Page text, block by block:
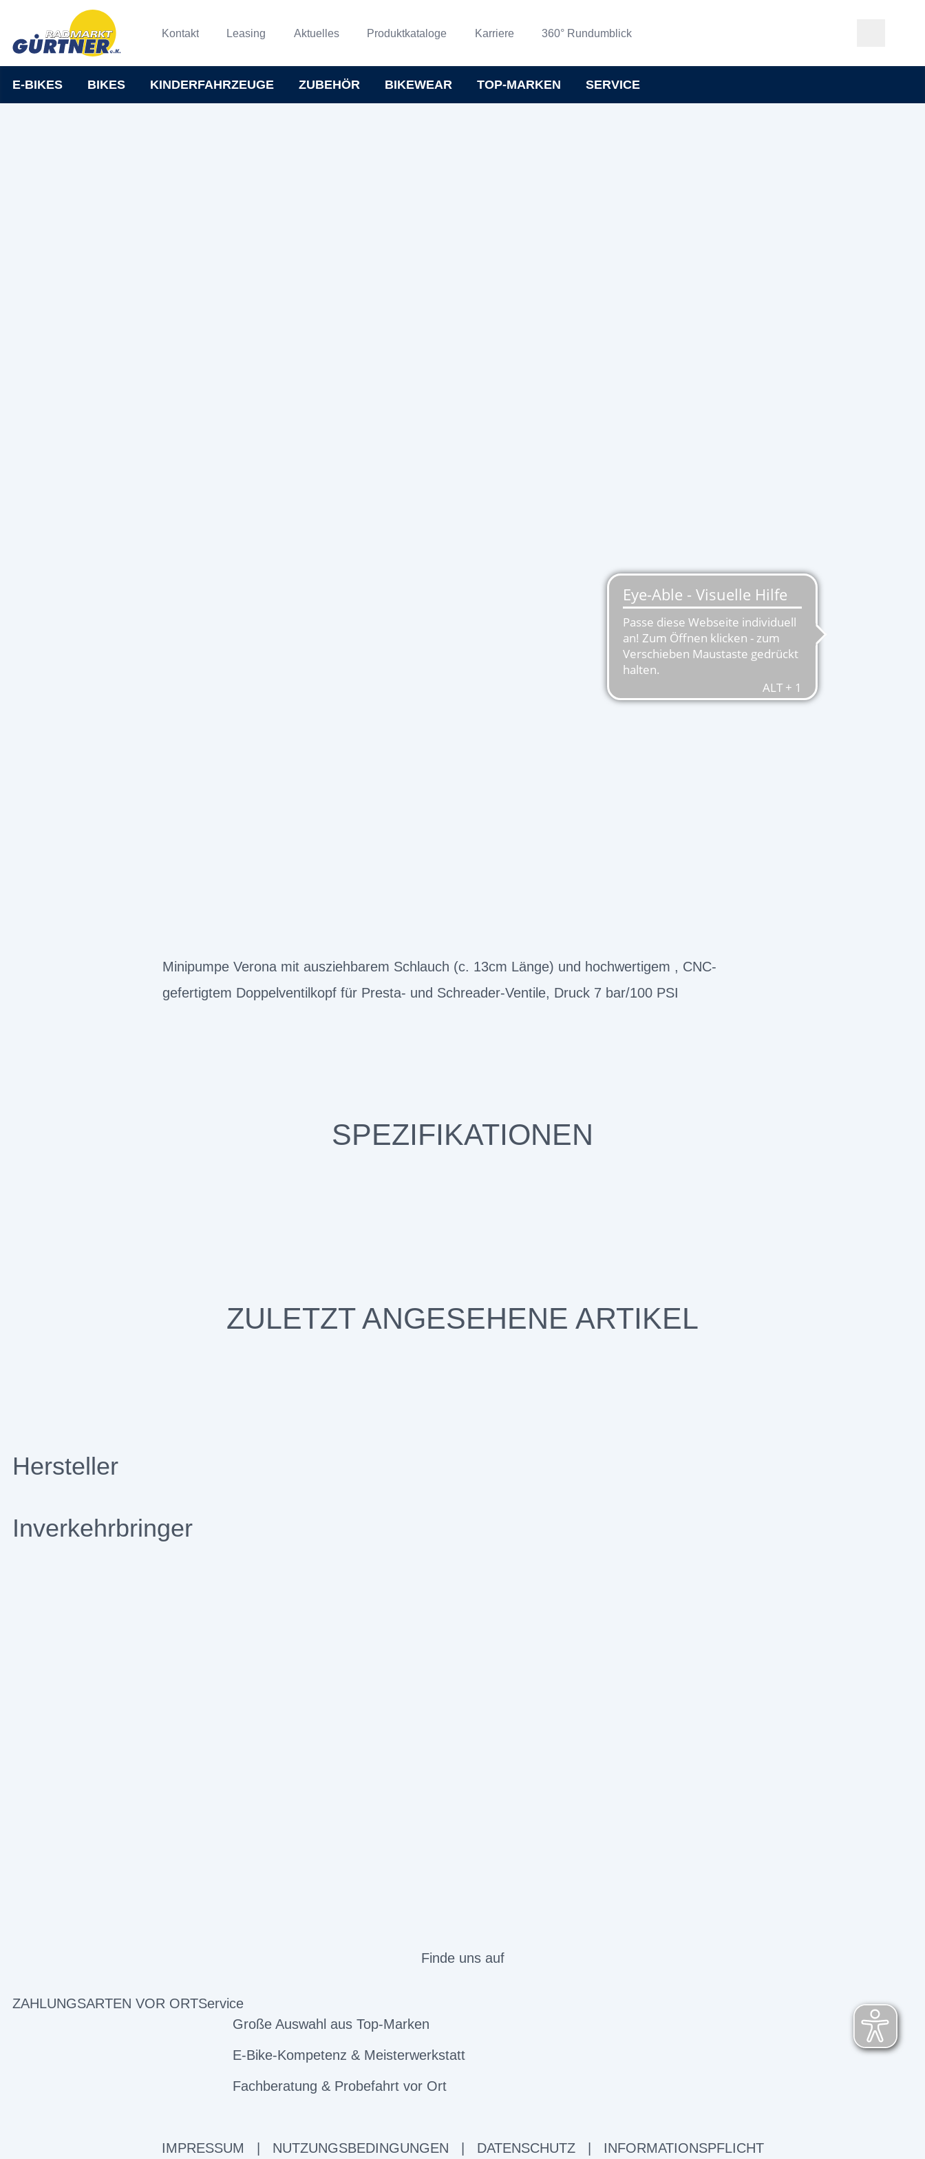
Kontakt Leasing Aktuelles Produktkataloge Karriere 360° Rundumblick
E-BIKES BIKES KINDERFAHRZEUGE ZUBEHÖR BIKEWEAR TOP-MARKEN SERVICE
Minipumpe Verona mit ausziehbarem Schlauch (c. 13cm Länge) und hochwertigem , CNC-
gefertigtem Doppelventilkopf für Presta- und Schreader-Ventile, Druck 7 bar/100 PSI
SPEZIFIKATIONEN
ZULETZT ANGESEHENE ARTIKEL
Hersteller
Inverkehrbringer
Finde uns auf
ZAHLUNGSARTEN VOR ORTService
Große Auswahl aus Top-Marken
E-Bike-Kompetenz & Meisterwerkstatt
Fachberatung & Probefahrt vor Ort
IMPRESSUM NUTZUNGSBEDINGUNGEN DATENSCHUTZ INFORMATIONSPFLICHT